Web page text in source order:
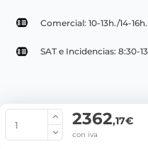
2362,17€
con iva
Comercial: 10-13h./14-
SAT e Incidencias: 8:30-
© Copyright 2022 PepeBar.com |
Condiciones generales de